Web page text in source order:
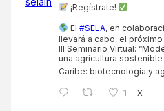
¡Regístrate!
El #SELA, en
llevará a cabo, el
III Seminario Virtual:
una agricultura
Caribe: biotecnología y
1 X